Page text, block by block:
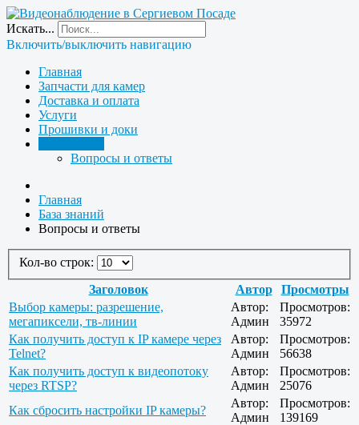
Искать...
Включить/выключить навигацию
Главная
Запчасти для камер
Доставка и оплата
Услуги
Прошивки и доки
Вопросы и ответы
Главная
База знаний
Вопросы и ответы
Кол-во строк:
Заголовок
Автор
Просмотры
Выбор камеры: разрешение,
мегапиксели, тв-линии
Автор:
Админ
Просмотров:
35972
Как получить доступ к IP камере через
Telnet?
Автор:
Админ
Просмотров:
56638
Как получить доступ к видеопотоку
через RTSP?
Автор:
Админ
Просмотров:
25076
Как сбросить настройки IP камеры?
Автор:
Админ
Просмотров:
139169